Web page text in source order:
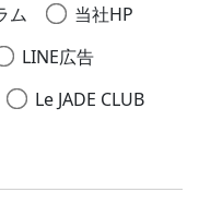
ム
当社HP
LINE広告
Le JADE CLUB